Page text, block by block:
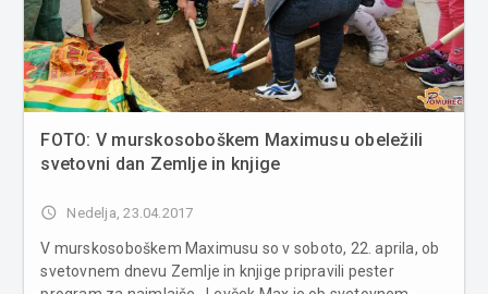
FOTO: V murskosoboškem Maximusu obeležili
svetovni dan Zemlje in knjige
access_time Nedelja, 23.04.2017
V murskosoboškem Maximusu so v soboto, 22. aprila, ob
svetovnem dnevu Zemlje in knjige pripravili pester